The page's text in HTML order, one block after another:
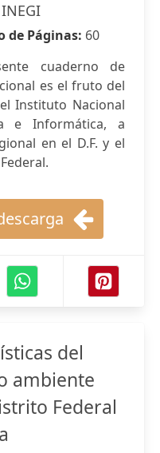
INEGI
de Páginas: 60
cuaderno de
es el fruto del
Instituto Nacional
e Informática, a
en el D.F. y el
del
ambiente
Federal